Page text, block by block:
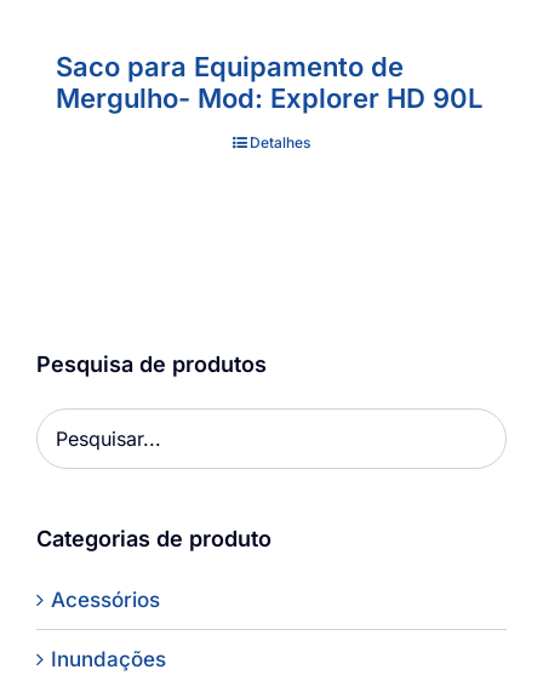
Saco para Equipamento de
Mergulho- Mod: Explorer HD 90L
Detalhes
Pesquisa de produtos
Categorias de produto
Acessórios
Inundações